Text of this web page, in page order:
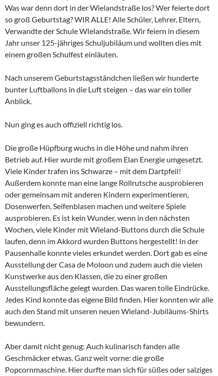
Was war denn dort in der Wielandstraße los? Wer feierte dort
so groß Geburtstag? WIR ALLE! Alle Schüler, Lehrer, Eltern,
Verwandte der Schule WIelandstraße. Wir feiern in diesem
Jahr unser 125-jähriges Schuljubiläum und wollten dies mit
einem großen Schulfest einläuten.
Nach unserem Geburtstagsständchen ließen wir hunderte
bunter Luftballons in die Luft steigen – das war ein toller
Anblick.
Nun ging es auch offiziell richtig los.
Die große Hüpfburg wuchs in die Höhe und nahm ihren
Betrieb auf. Hier wurde mit großem Elan Energie umgesetzt.
Viele Kinder trafen ins Schwarze – mit dem Dartpfeil!
Außerdem konnte man eine lange Rollrutsche ausprobieren
oder gemeinsam mit anderen Kindern experimentieren,
Dosenwerfen, Seifenblasen machen und weitere Spiele
ausprobieren. Es ist kein Wunder, wenn in den nächsten
Wochen, viele Kinder mit Wieland-Buttons durch die Schule
laufen, denn im Akkord wurden Buttons hergestellt! In der
Pausenhalle konnte vieles erkundet werden. Dort gab es eine
Ausstellung der Casa de Moloon und zudem auch die vielen
Kunstwerke aus den Klassen, die zu einer großen
Ausstellungsfläche gelegt wurden. Das waren tolle Eindrücke.
Jedes Kind konnte das eigene Bild finden. Hier konnten wir alle
auch den Stand mit unseren neuen Wieland-Jubiläums-Shirts
bewundern.
Aber damit nicht genug: Auch kulinarisch fanden alle
Geschmäcker etwas. Ganz weit vorne: die große
Popcornmaschine. Hier durfte man sich für süßes oder salziges